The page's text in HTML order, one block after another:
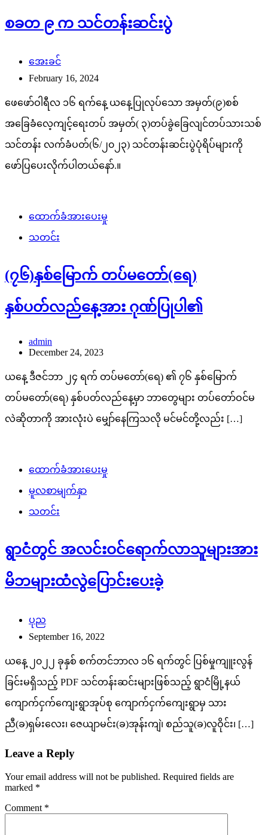
စခတ ၉ က သင်တန်းဆင်းပွဲ
အေးခင်
February 16, 2024
ဖေဖော်ဝါရီလ ၁၆ ရက်နေ့ ယနေ့ပြုလုပ်သော အမှတ်(၉)စစ်
အခြေခံလေ့ကျင့်ရေးတပ် အမှတ်( ၃)တပ်ခွဲခြေလျင်တပ်သားသစ်
သင်တန်း လက်ခံပတ်(၆/၂၀၂၃) သင်တန်းဆင်းပွဲပုံရိပ်များကို
ဖော်ပြပေးလိုက်ပါတယ်နော်.။
ထောက်ခံအားပေးမှု
သတင်း
(၇၆)နှစ်မြောက် တပ်မတော်(ရေ)
နှစ်ပတ်လည်နေ့အား ဂုဏ်ပြုပါ၏
admin
December 24, 2023
ယနေ့ ဒီဇင်ဘာ ၂၄ ရက် တပ်မတော်(ရေ) ၏ ၇၆ နှစ်မြောက်
တပ်မတော်(ရေ) နှစ်ပတ်လည်နေ့မှာ ဘာတွေများ တပ်တော်ဝင်မ
လဲဆိုတာကို အားလုံးပဲ မျှော်နေကြသလို မင်မင်တို့လည်း […]
ထောက်ခံအားပေးမှု
မူလစာမျက်နှာ
သတင်း
ရွာငံတွင် အလင်းဝင်ရောက်လာသူများအား
မိဘများထံလွဲပြောင်းပေးခဲ့
ပုည
September 16, 2022
ယနေ့ ၂၀၂၂ ခုနှစ် စက်တင်ဘာလ ၁၆ ရက်တွင် ပြစ်မှုကျူးလွန်
ခြင်းမရှိသည့် PDF သင်တန်းဆင်းများဖြစ်သည့် ရွာငံမြို့နယ်
ကျောက်ငှက်ကျေးရွာအုပ်စု ကျောက်ငှက်ကျေးရွာမှ သား
ညီ(ခ)ရှမ်းလေး၊ ဇေယျာမင်း(ခ)အုန်းကျဲ၊ စည်သူ(ခ)လူဝိုင်း၊ […]
Leave a Reply
Your email address will not be published. Required fields are
marked *
Comment *